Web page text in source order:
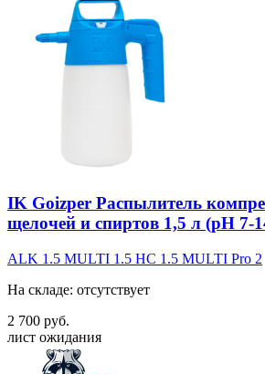
IK Goizper Распылитель
щелочей и спиртов 1,5 л (pH 7-
ALK 1.5 MULTI 1.5 HC 1.5 MULTI Pro 2
На складе: отсутствует
2 700 руб.
лист ожидания